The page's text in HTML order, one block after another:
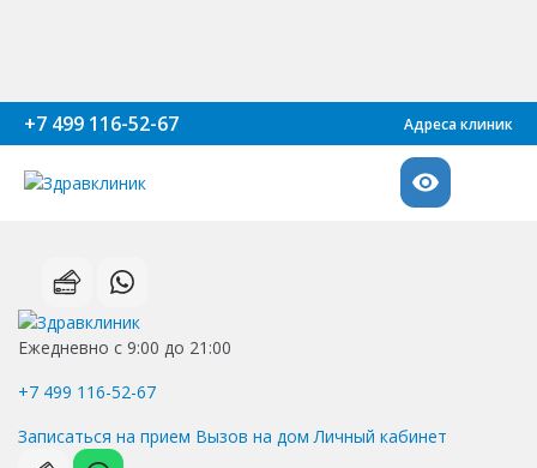
+7 499 116-52-67 Адреса клиник
Ежедневно с 9:00 до 21:00
+7 499 116-52-67
Записаться на прием Вызов на дом Личный кабинет